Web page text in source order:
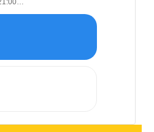
間は時給821円です